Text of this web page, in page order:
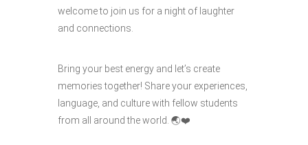
welcome to join us for a night of laughter
and connections.
Bring your best energy and let’s create
memories together! Share your experiences,
language, and culture with fellow students
from all around the world. 🌏❤️